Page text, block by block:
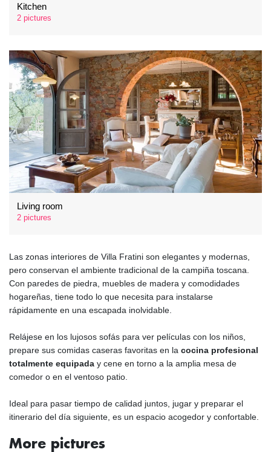
Kitchen
2 pictures
Living room
2 pictures
Las zonas interiores de Villa Fratini son elegantes y modernas,
pero conservan el ambiente tradicional de la campiña toscana.
Con paredes de piedra, muebles de madera y comodidades
hogareñas, tiene todo lo que necesita para instalarse
rápidamente en una escapada inolvidable.
Relájese en los lujosos sofás para ver películas con los niños,
prepare sus comidas caseras favoritas en la cocina profesional
totalmente equipada y cene en torno a la amplia mesa de
comedor o en el ventoso patio.
Ideal para pasar tiempo de calidad juntos, jugar y preparar el
itinerario del día siguiente, es un espacio acogedor y confortable.
More pictures